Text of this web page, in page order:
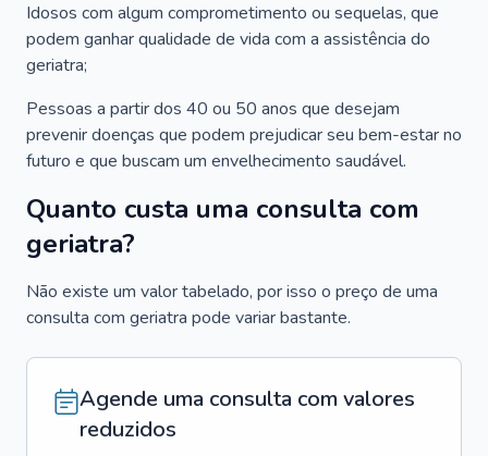
Idosos com algum comprometimento ou sequelas, que
podem ganhar qualidade de vida com a assistência do
geriatra;
Pessoas a partir dos 40 ou 50 anos que desejam
prevenir doenças que podem prejudicar seu bem-estar no
futuro e que buscam um envelhecimento saudável.
Quanto custa uma consulta com
geriatra?
Não existe um valor tabelado, por isso o preço de uma
consulta com geriatra pode variar bastante.
Agende uma consulta com valores
reduzidos